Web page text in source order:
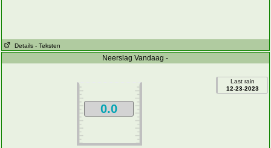
Details - Teksten
Neerslag Vandaag -
0.0
Last rain
12-23-2023